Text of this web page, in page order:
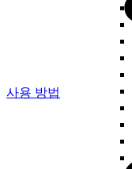
사용 방법